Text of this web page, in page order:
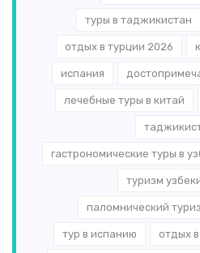
туры в таджикистан
отдых в турции 2026
испания
лечебные туры в китай
гастрономические туры в
туризм
паломнический
тур в испанию отдых